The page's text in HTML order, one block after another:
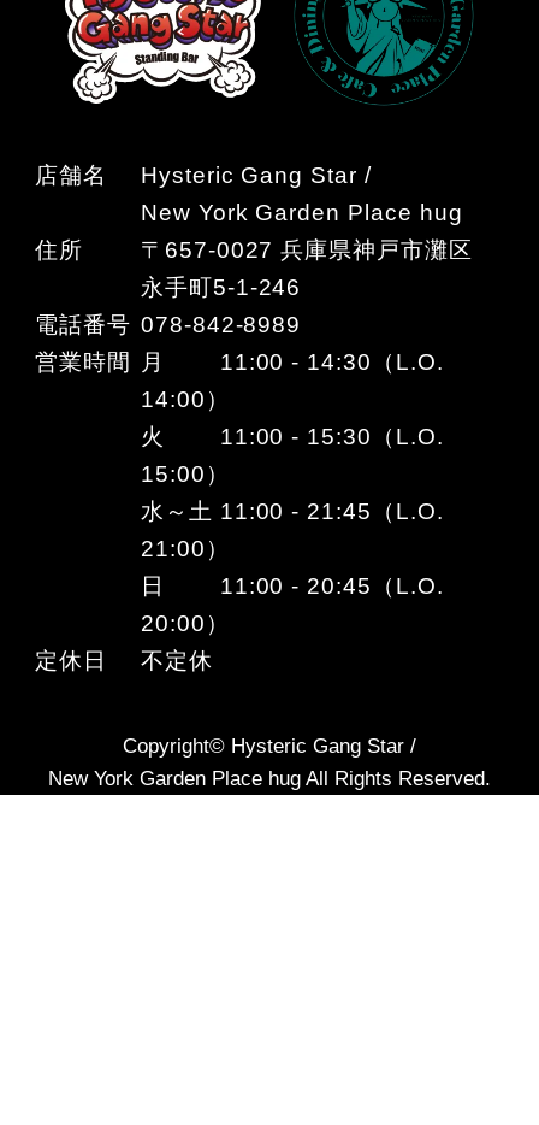
店舗名
Hysteric Gang Star /
New York Garden Place hug
住所
〒657-0027 兵庫県神戸市灘区
永手町5-1-246
電話番号 078-842-8989
営業時間
月 11:00 - 14:30（L.O.
14:00）
火 11:00 - 15:30（L.O.
15:00）
水～土 11:00 - 21:45（L.O.
21:00）
日 11:00 - 20:45（L.O.
20:00）
定休日
不定休
Copyright© Hysteric Gang Star /
New York Garden Place hug All Rights Reserved.